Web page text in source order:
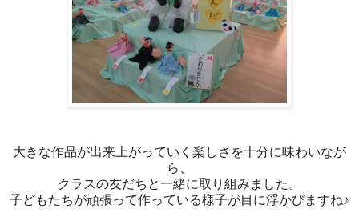
大きな作品が出来上がっていく楽しさを十分に味わいなが
ら、
クラスの友だちと一緒に取り組みました。
子どもたちが頑張って作っている様子が目に浮かびますね♪